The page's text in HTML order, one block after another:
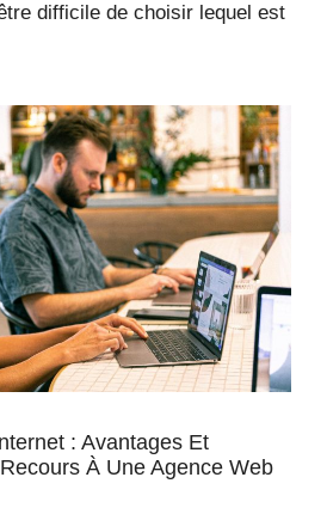
difficile de choisir lequel est
: Avantages Et
À Une Agence Web